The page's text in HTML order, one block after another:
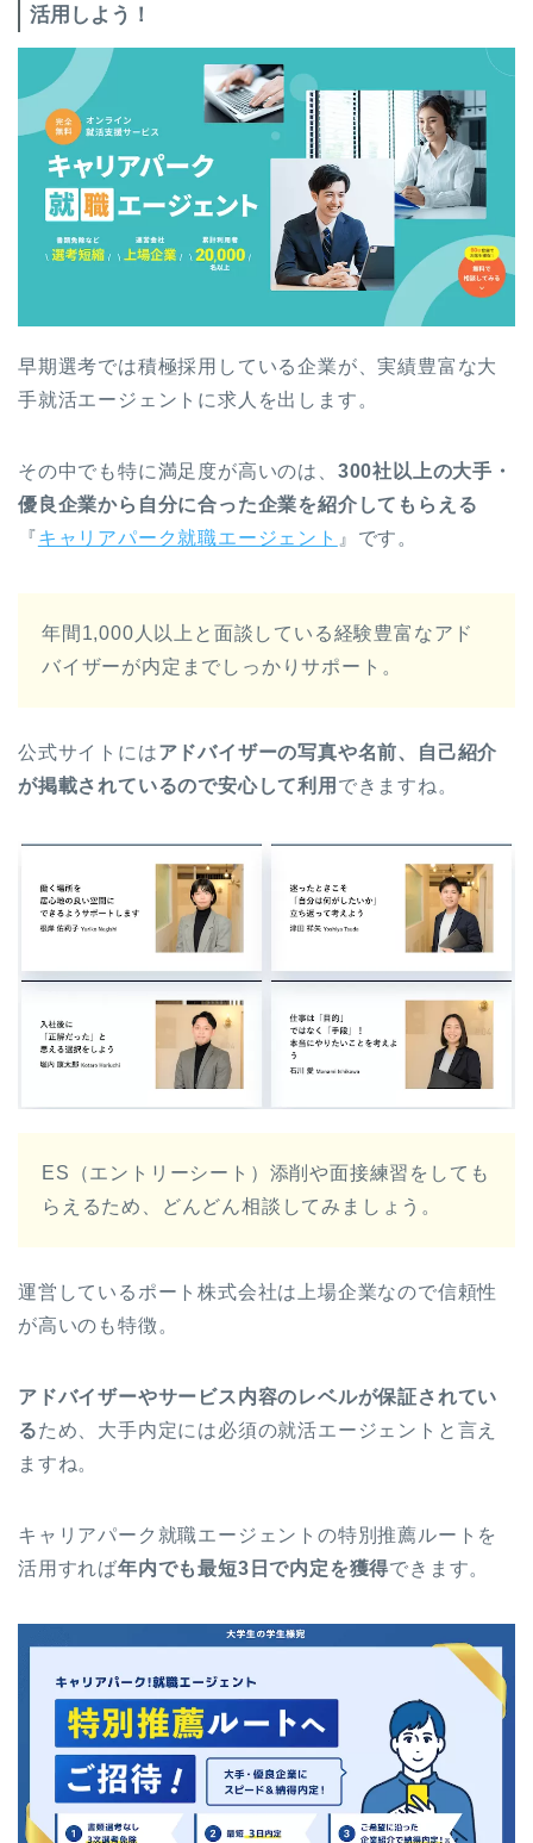
活用しよう！
早期選考では積極採用している企業が、実績豊富な大
手就活エージェントに求人を出します。
その中でも特に満足度が高いのは、 300社以上の大手・
優良企業から自分に合った企業を紹介してもらえる
『キャリアパーク就職エージェント 』です。
年間1,000人以上と面談している経験豊富なアド
バイザーが内定までしっかりサポート。
公式サイトにはアドバイザーの写真や名前、自己紹介
が掲載されているので安心して利用 できますね。
ES（エントリーシート）添削や面接練習をしても
らえるため、どんどん相談してみましょう。
運営しているポート株式会社は上場企業なので信頼性
が高いのも特徴。
アドバイザーやサービス内容のレベルが保証されてい
るため、大手内定には必須の就活エージェントと言え
ますね。
キャリアパーク就職エージェントの特別推薦ルートを
活用すれば年内でも最短3日で内定を獲得できます。